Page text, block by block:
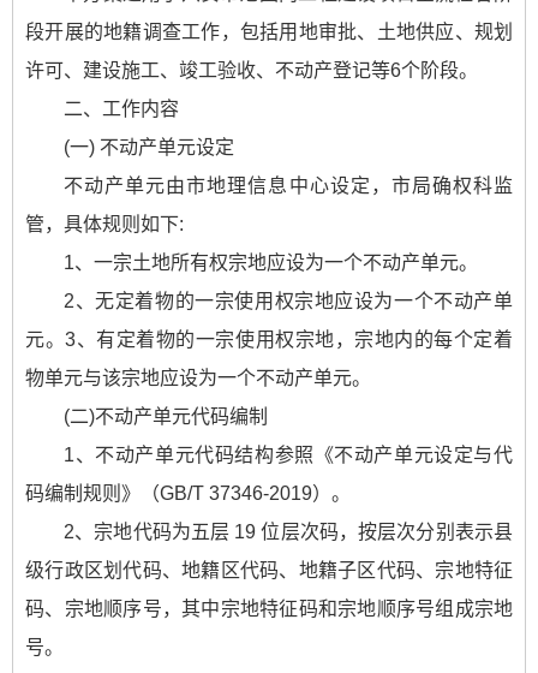
段开展的地籍调查工作，包括用地审批、土地供应、规划
许可、建设施工、竣工验收、不动产登记等6个阶段。
二、工作内容
(一) 不动产单元设定
不动产单元由市地理信息中心设定，市局确权科监
管，具体规则如下:
1、一宗土地所有权宗地应设为一个不动产单元。
2、无定着物的一宗使用权宗地应设为一个不动产单
元。3、有定着物的一宗使用权宗地，宗地内的每个定着
物单元与该宗地应设为一个不动产单元。
(二)不动产单元代码编制
1、不动产单元代码结构参照《不动产单元设定与代
码编制规则》（GB/T 37346-2019）。
2、宗地代码为五层 19 位层次码，按层次分别表示县
级行政区划代码、地籍区代码、地籍子区代码、宗地特征
码、宗地顺序号，其中宗地特征码和宗地顺序号组成宗地
号。